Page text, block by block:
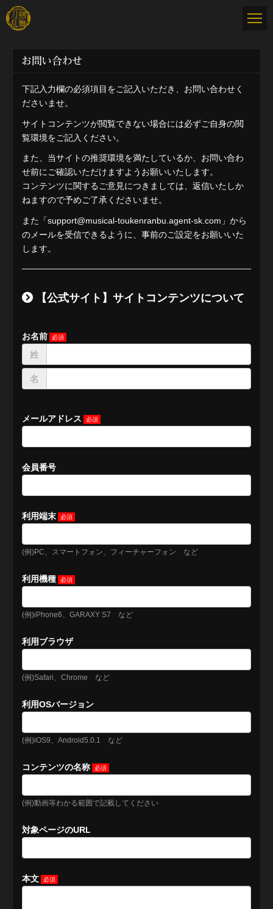
お問い合わせ
下記入力欄の必須項目をご記入いただき、お問い合わせく
ださいませ。
サイトコンテンツが閲覧できない場合には必ずご自身の閲
覧環境をご記入ください。
また、当サイトの推奨環境を満たしているか、お問い合わ
せ前にご確認いただけますようお願いいたします。
コンテンツに関するご意見につきましては、返信いたしか
ねますので予めご了承くださいませ。
また「support@musical-toukenranbu.agent-sk.com」から
のメールを受信できるように、事前のご設定をお願いいた
します。
【公式サイト】サイトコンテンツについて
お名前
姓
名
メールアドレス
会員番号
利用端末
(例)PC、スマートフォン、フィーチャーフォン など
利用機種
(例)iPhone6、GARAXY S7 など
利用ブラウザ
(例)Safari、Chrome など
利用OSバージョン
(例)iOS9、Android5.0.1 など
コンテンツの名称
(例)動画等わかる範囲で記載してください
対象ページのURL
本文